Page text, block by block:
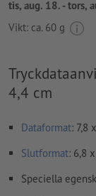
tis, aug. 18. - tors,
Vikt: ca. 60 g
4,4 cm
Dataformat: 7,8
Slutformat: 6,8
Speciella